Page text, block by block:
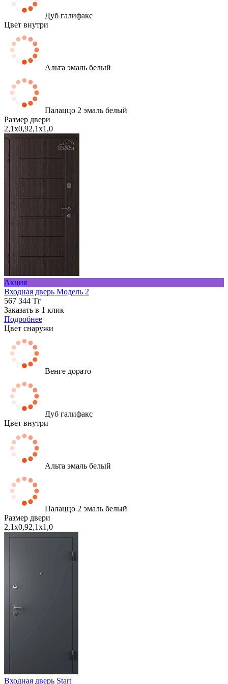
Дуб галифакс
Цвет внутри
Альта эмаль белый
Палаццо 2 эмаль белый
Размер двери
2,1х0,92,1х1,0
Акция
Входная дверь Модель 2
567 344 Тг
Заказать в 1 клик
Подробнее
Цвет снаружи
Венге дорато
Дуб галифакс
Цвет внутри
Альта эмаль белый
Палаццо 2 эмаль белый
Размер двери
2,1х0,92,1х1,0
Входная дверь Start